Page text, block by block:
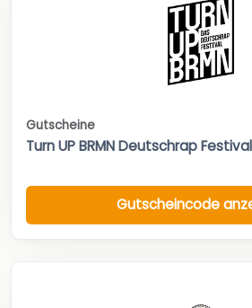
Gutscheine
Turn UP BRMN Deutschrap
Gutscheincode